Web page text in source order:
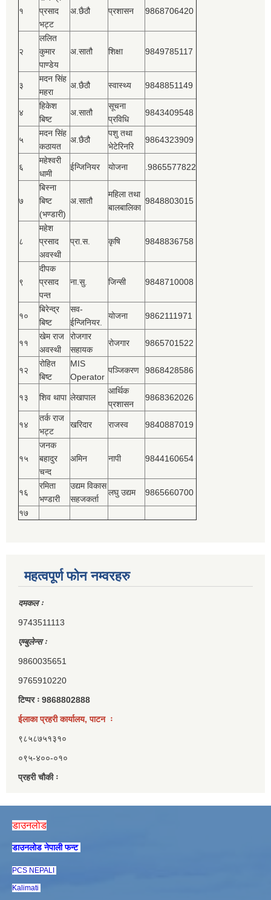
१
प्रसाद
भट्ट
अ.छैठौ प्रशासन 9868706420
२
ललित
कुमार
पाण्डेय
अ.सातौ शिक्षा 9849785117
३
मदन सिंह
महरा
अ.छैठौ स्वास्थ्य 9848851149
४
हिकेश
बिष्‍ट
अ.सातौ
सूचना
प्रविधि
9843409548
५
मदन सिंह
कठायत
अ.छैठौ
पशु तथा
भेटेरिनरि
9864323909
६
महेश्‍वरी
धामी
ईन्जिनियर योजना .9865577822
७
बिस्‍ना
बिष्‍ट
(भण्डारी)
अ.सातौ
महिला तथा
बालबालिका
9848803015
८
महेश
प्रसाद
अवस्थी
प्रा.स. कृषि 9848836758
९
दीपक
प्रसाद
पन्त
ना.सु. जिन्सी 9848710008
१०
बिरेन्द्र
बिष्‍ट
सव-
ईन्जिनियर.
योजना 9862111971
११
खेम राज
अवस्थी
रोजगार
सहायक
रोजगार 9865701522
१२
रोहित
बिष्‍ट
MIS
Operator
पञ्‍जिकरण 9868428586
१३ शिव थापा लेखापाल
आर्थिक
प्रशासन
9868362026
१४
तर्क राज
भट्ट
खरिदार राजस्‍व 9840887019
१५
जनक
बहादुर
चन्द
अमिन नापी 9844160654
१६
रमिता
भण्डारी
उद्यम विकास
सहजकर्ता
लघु उद्यम 9865660700
१७
महत्वपूर्ण फोन नम्वरहरु
दमकल ः
9743511113
एम्बुलेन्स ः
9860035651
9765910220
टिप्पर ः 9868802888
ईलाका प्रहरी कार्यालय, पाटन ः
९८५८७५१३१०
०९५-४००-०१०
प्रहरी चौकी ः
डाउनलाेड
डाउनलाेड नेपाली फन्ट
PCS NEPALI
Kalimati